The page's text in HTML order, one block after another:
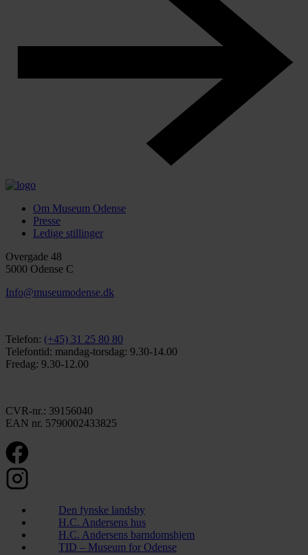
Om Museum Odense
Presse
Ledige stillinger
Overgade 48
5000 Odense C
Info@museumodense.dk
Telefon: (+45) 31 25 80 80
Telefontid: mandag-torsdag: 9.30-14.00
Fredag: 9.30-12.00
CVR-nr.: 39156040
EAN nr. 5790002433825
Den fynske landsby
H.C. Andersens hus
H.C. Andersens barndomshjem
TID – Museum for Odense